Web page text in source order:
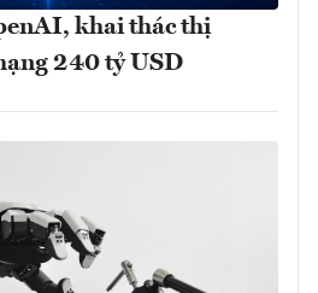
khai thác thị
240 tỷ USD